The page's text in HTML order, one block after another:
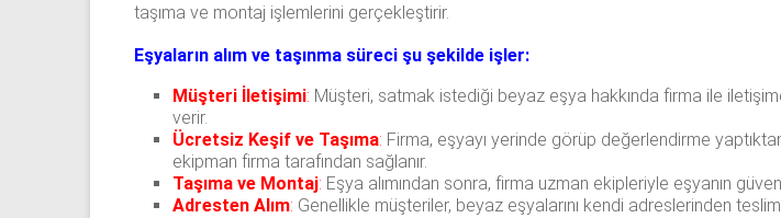
taşıma ve montaj işlemlerini gerçekleştirir.
Eşyaların alım ve taşınma süreci şu şekilde işler:
Müşteri İletişimi: Müşteri, satmak istediği beyaz eşya hakkında firma ile
verir.
Ücretsiz Keşif ve Taşıma: Firma, eşyayı yerinde görüp değerlendirme
ekipman firma tarafından sağlanır.
Taşıma ve Montaj: Eşya alımından sonra, firma uzman ekipleriyle eşyanın
Adresten Alım: Genellikle müşteriler, beyaz eşyalarını kendi adreslerinden